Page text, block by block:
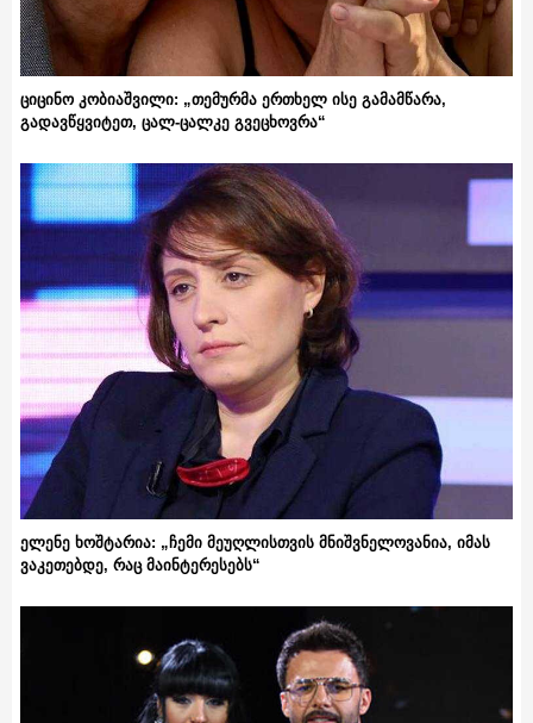
ციცინო კობიაშვილი: „თემურმა ერთხელ ისე გამამწარა,
გადავწყვიტეთ, ცალ-ცალკე გვეცხოვრა“
ელენე ხოშტარია: „ჩემი მეუღლისთვის მნიშვნელოვანია, იმას
ვაკეთებდე, რაც მაინტერესებს“